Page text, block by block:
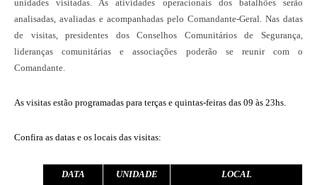
unidades visitadas. As atividades operacionais dos batalhões serão
analisadas, avaliadas e acompanhadas pelo Comandante-Geral. Nas datas
de visitas, presidentes dos Conselhos Comunitários de Segurança,
lideranças comunitárias e associações poderão se reunir com o
Comandante.
As visitas estão programadas para terças e quintas-feiras das 09 às 23hs.
Confira as datas e os locais das visitas:
DATA UNIDADE LOCAL